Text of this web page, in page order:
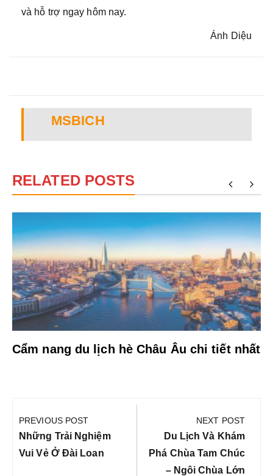
và hỗ trợ ngay hôm nay.
Ánh Diệu
MSBICH
RELATED POSTS
Cẩm nang du lịch hè Châu Âu chi tiết nhất
hướng
bài
viết
PREVIOUS POST
Previous
Post:
Những Trải Nghiệm
Vui Vẻ Ở Đài Loan
NEXT POST
Next
Post:
Du Lịch Và Khám
Phá Chùa Tam Chúc
– Ngôi Chùa Lớn